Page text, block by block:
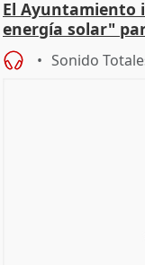
El Ayuntamiento
energía solar"
Sonido